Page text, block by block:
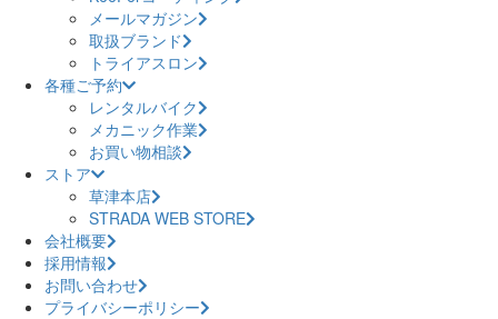
メールマガジン
取扱ブランド
トライアスロン
各種ご予約
レンタルバイク
メカニック作業
お買い物相談
ストア
草津本店
STRADA WEB STORE
会社概要
採用情報
お問い合わせ
プライバシーポリシー